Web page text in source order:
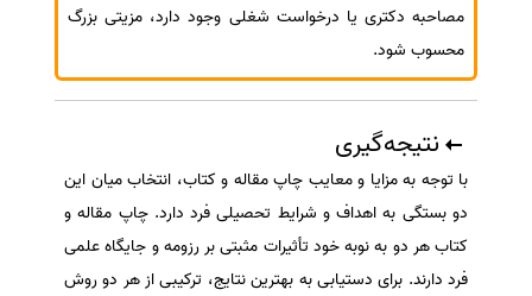
مصاحبه دکتری یا درخواست شغلی وجود دارد، مزیتی بزرگ
محسوب شود.
نتیجه‌گیری
با توجه به مزایا و معایب چاپ مقاله و کتاب، انتخاب میان این
دو بستگی به اهداف و شرایط تحصیلی فرد دارد. چاپ مقاله و
کتاب هر دو به نوبه خود تأثیرات مثبتی بر رزومه و جایگاه علمی
فرد دارند. برای دستیابی به بهترین نتایج، ترکیبی از هر دو روش